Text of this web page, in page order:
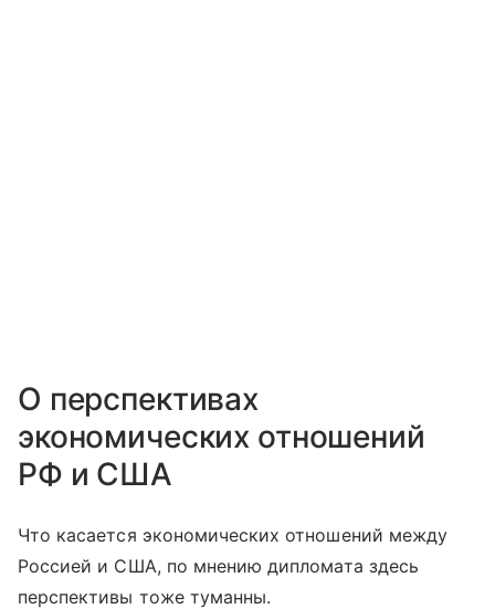
О перспективах
экономических отношений
РФ и США
Что касается экономических отношений между
Россией и США, по мнению дипломата здесь
перспективы тоже туманны.